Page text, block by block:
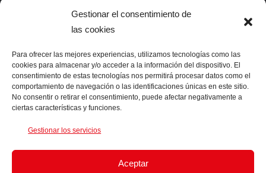
Gestionar el consentimiento de
las cookies
Para ofrecer las mejores experiencias, utilizamos tecnologías como las
cookies para almacenar y/o acceder a la información del dispositivo. El
consentimiento de estas tecnologías nos permitirá procesar datos como el
comportamiento de navegación o las identificaciones únicas en este sitio.
No consentir o retirar el consentimiento, puede afectar negativamente a
ciertas características y funciones.
Gestionar los servicios
Aceptar
Extranet
ProAssist
SSLVPN
CONTACTA CON NOSOTROS